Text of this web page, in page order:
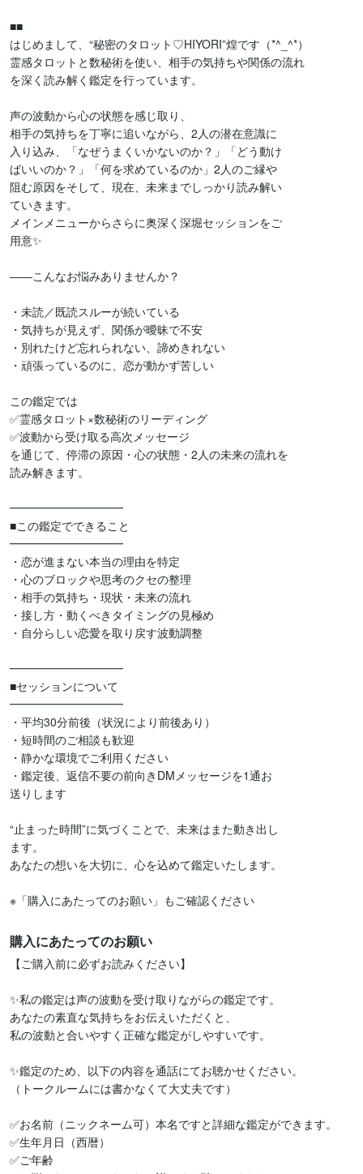
■■
はじめまして、“秘密のタロット♡HIYORI”煌です（*^_^*）
霊感タロットと数秘術を使い、相手の気持ちや関係の流れ
を深く読み解く鑑定を行っています。
声の波動から心の状態を感じ取り、
相手の気持ちを丁寧に追いながら、2人の潜在意識に
入り込み、「なぜうまくいかないのか？」「どう動け
ばいいのか？」「何を求めているのか」2人のご縁や
阻む原因をそして、現在、未来までしっかり読み解い
ていきます。
メインメニューからさらに奥深く深堀セッションをご
用意✨
――こんなお悩みありませんか？
・未読／既読スルーが続いている
・気持ちが見えず、関係が曖昧で不安
・別れたけど忘れられない、諦めきれない
・頑張っているのに、恋が動かず苦しい
この鑑定では
✅霊感タロット×数秘術のリーディング
✅波動から受け取る高次メッセージ
を通じて、停滞の原因・心の状態・2人の未来の流れを
読み解きます。
━━━━━━━━━━
■この鑑定でできること
━━━━━━━━━━
・恋が進まない本当の理由を特定
・心のブロックや思考のクセの整理
・相手の気持ち・現状・未来の流れ
・接し方・動くべきタイミングの見極め
・自分らしい恋愛を取り戻す波動調整
━━━━━━━━━━
■セッションについて
━━━━━━━━━━
・平均30分前後（状況により前後あり）
・短時間のご相談も歓迎
・静かな環境でご利用ください
・鑑定後、返信不要の前向きDMメッセージを1通お
送りします
“止まった時間”に気づくことで、未来はまた動き出し
ます。
あなたの想いを大切に、心を込めて鑑定いたします。
※「購入にあたってのお願い」もご確認ください
購入にあたってのお願い
【ご購入前に必ずお読みください】
✨私の鑑定は声の波動を受け取りながらの鑑定です。
あなたの素直な気持ちをお伝えいただくと、
私の波動と合いやすく正確な鑑定がしやすいです。
✨鑑定のため、以下の内容を通話にてお聴かせください。
（トークルームには書かなくて大丈夫です）
✅お名前（ニックネーム可）本名ですと詳細な鑑定ができます。
✅生年月日（西暦）
✅ご年齢